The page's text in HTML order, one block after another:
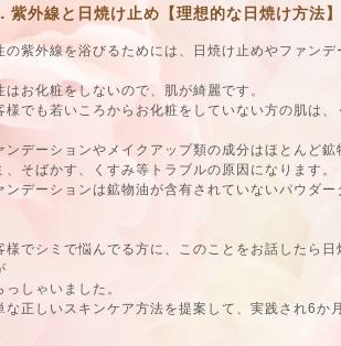
紫外線と日焼け止め【理想的な日焼け方法】
の紫外線を浴びるためには、日焼け止めやファン
はお化粧をしないので、肌が綺麗です。
様でも若いころからお化粧をしていない方の肌は、
ンデーションやメイクアップ類の成分はほとんど
、そばかす、くすみ等トラブルの原因になります。
ンデーションは鉱物油が含有されていないパウダー
様でシミで悩んでる方に、このことをお話したら
っしゃいました。
な正しいスキンケア方法を提案して、実践され6か